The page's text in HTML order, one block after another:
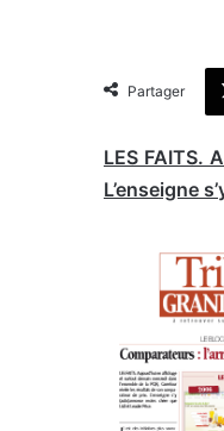
Partager
LES FAITS.
L’enseigne